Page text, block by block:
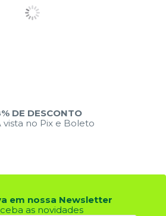
DE DESCONTO
vista no Pix e Boleto
em nossa Newsletter
as novidades